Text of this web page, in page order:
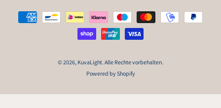
© 2026, KuvaLight. Alle Rechte vorbehalten.
Powered by Shopify
Zahlungsmöglichkeiten